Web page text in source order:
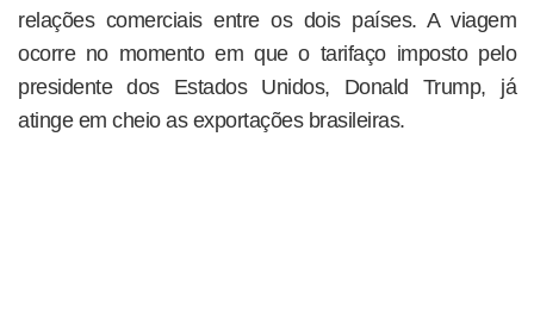
relações comerciais entre os dois países. A viagem
ocorre no momento em que o tarifaço imposto pelo
presidente dos Estados Unidos, Donald Trump, já
atinge em cheio as exportações brasileiras.